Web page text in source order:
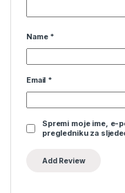
Name *
Email *
Spremi moje ime, e-
pregledniku za